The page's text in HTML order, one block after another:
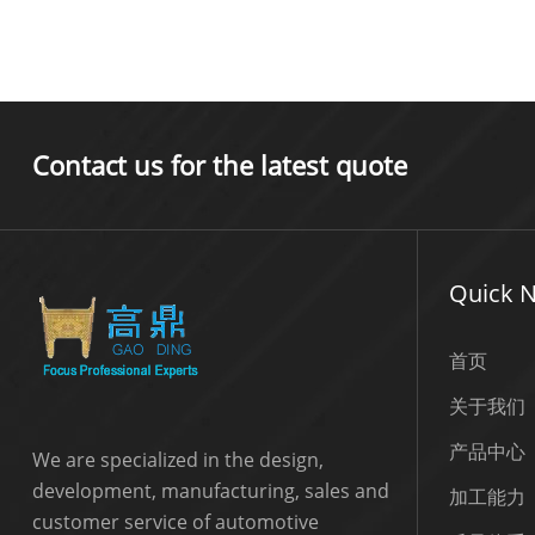
Contact us for the latest quote
We are specialized in the design,
development, manufacturing, sales and
customer service of automotive
Quick
首页
关于我们
产品中心
加工能力